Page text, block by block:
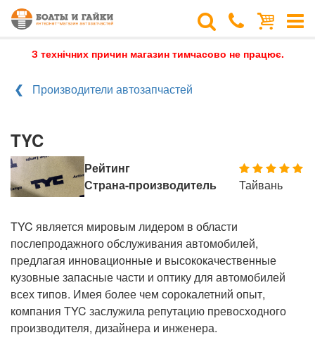
З технічних причин магазин тимчасово не працює.
Производители автозапчастей
TYC
Рейтинг
Страна-производитель
Тайвань
TYC является мировым лидером в области
послепродажного обслуживания автомобилей,
предлагая инновационные и высококачественные
кузовные запасные части и оптику для автомобилей
всех типов. Имея более чем сорокалетний опыт,
компания TYC заслужила репутацию превосходного
производителя, дизайнера и инженера.